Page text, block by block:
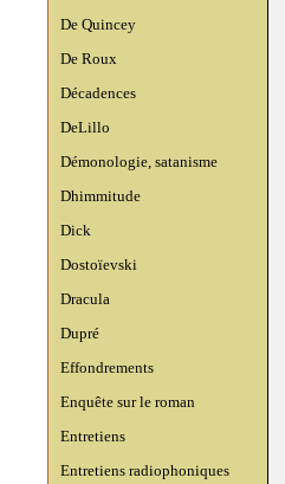
De Quincey
De Roux
Décadences
DeLillo
Démonologie, satanisme
Dhimmitude
Dick
Dostoïevski
Dracula
Dupré
Effondrements
Enquête sur le roman
Entretiens
Entretiens radiophoniques